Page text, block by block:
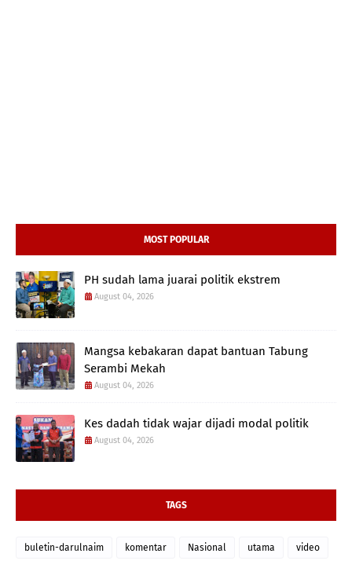
MOST POPULAR
PH sudah lama juarai politik ekstrem
August 04, 2026
Mangsa kebakaran dapat bantuan Tabung
Serambi Mekah
August 04, 2026
Kes dadah tidak wajar dijadi modal politik
August 04, 2026
TAGS
buletin-darulnaim komentar Nasional utama video